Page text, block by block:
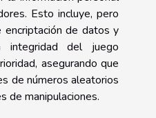
Esto incluye, pero
de datos y
integridad del juego
asegurando que
de números aleatorios
de manipulaciones.